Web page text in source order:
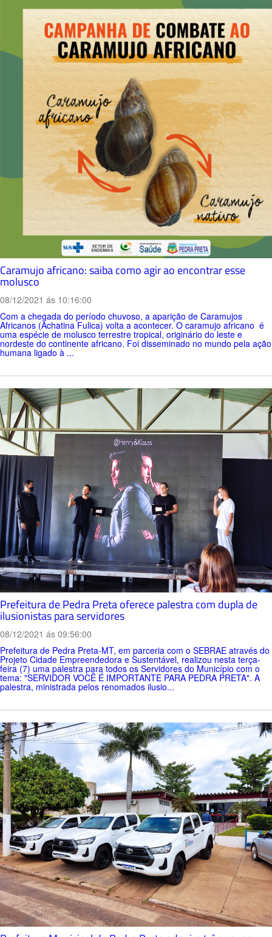
Caramujo africano: saiba como agir ao encontrar esse
molusco
08/12/2021 ás 10:16:00
Com a chegada do período chuvoso, a aparição de Caramujos
Africanos (Achatina Fulica) volta a acontecer. O caramujo africano é
uma espécie de molusco terrestre tropical, originário do leste e
nordeste do continente africano. Foi disseminado no mundo pela ação
humana ligado à ...
Prefeitura de Pedra Preta oferece palestra com dupla de
ilusionistas para servidores
08/12/2021 ás 09:56:00
Prefeitura de Pedra Preta-MT, em parceria com o SEBRAE através do
Projeto Cidade Empreendedora e Sustentável, realizou nesta terça-
feira (7) uma palestra para todos os Servidores do Município com o
tema: "SERVIDOR VOCÊ É IMPORTANTE PARA PEDRA PRETA". A
palestra, ministrada pelos renomados ilusio...